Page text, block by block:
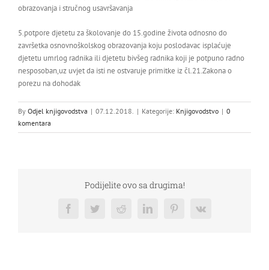
obrazovanja i stručnog usavršavanja
5.potpore djetetu za školovanje do 15.godine života odnosno do
završetka osnovnoškolskog obrazovanja koju poslodavac isplaćuje
djetetu umrlog radnika ili djetetu bivšeg radnika koji je potpuno radno
nesposoban,uz uvjet da isti ne ostvaruje primitke iz čl.21.Zakona o
porezu na dohodak
By Odjel knjigovodstva | 07.12.2018. | Kategorije: Knjigovodstvo | 0
komentara
Podijelite ovo sa drugima!
FacebookTwitterRedditLinkedInPinterest
Vk